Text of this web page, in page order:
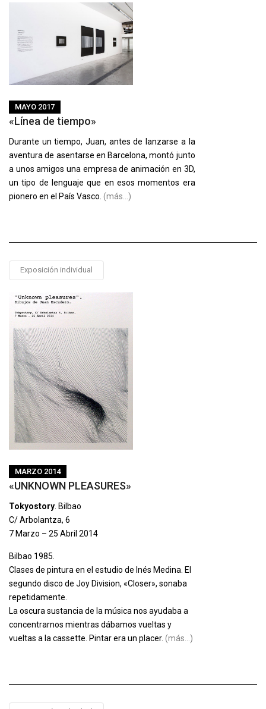
MAYO 2017
«Línea de tiempo»
Durante un tiempo, Juan, antes de lanzarse a la
aventura de asentarse en Barcelona, montó junto
a unos amigos una empresa de animación en 3D,
un tipo de lenguaje que en esos momentos era
pionero en el País Vasco. (más…)
Exposición individual
MARZO 2014
«UNKNOWN PLEASURES»
Tokyostory . Bilbao
C/ Arbolantza, 6
7 Marzo – 25 Abril 2014
Bilbao 1985.
Clases de pintura en el estudio de Inés Medina. El
segundo disco de Joy Division, «Closer», sonaba
repetidamente.
La oscura sustancia de la música nos ayudaba a
concentrarnos mientras dábamos vueltas y
vueltas a la cassette. Pintar era un placer. (más…)